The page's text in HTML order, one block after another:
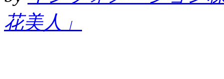
花美人」